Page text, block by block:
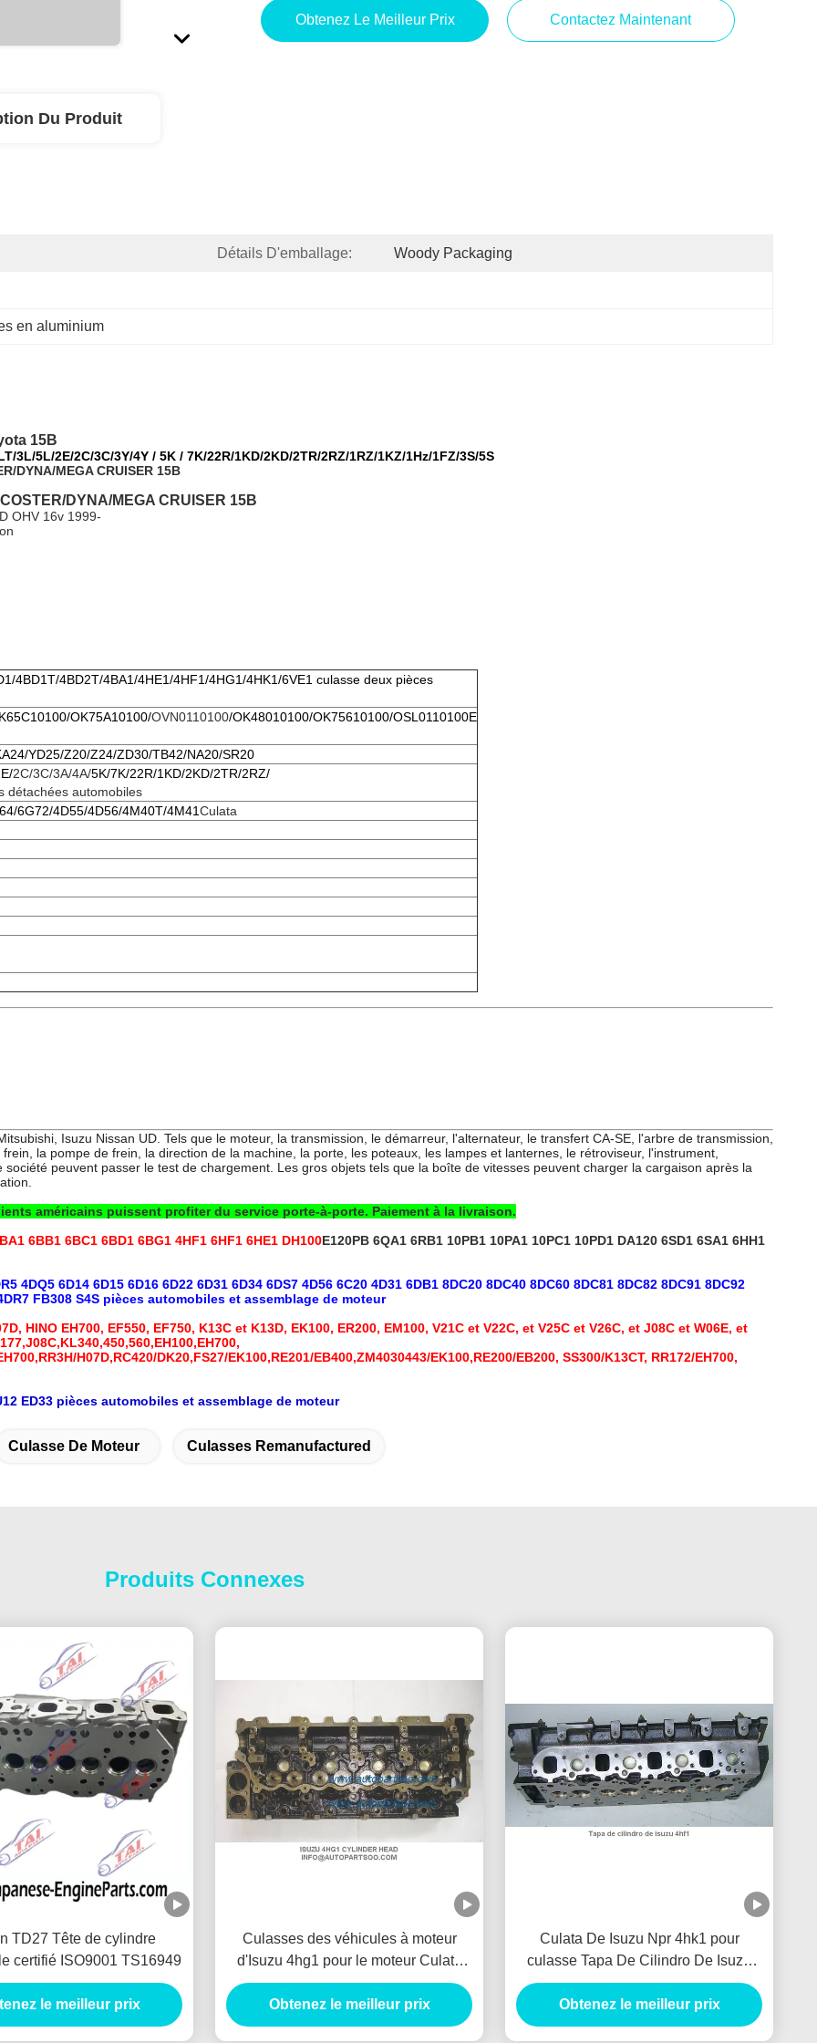
Obtenez Le Meilleur Prix Contactez Maintenant
Du Produit
Détails D'emballage: Woody Packaging
en aluminium
15B
5L/2E/2C/3C/3Y/4Y / 5K / 7K/22R/1KD/2KD/2TR/2RZ/1RZ/1KZ/1Hz/1FZ/3S/5S
DYNA/MEGA CRUISER 15B
DYNA/MEGA CRUISER 15B
OHV 16v 1999-
4BD1T/4BD2T/4BA1/4HE1/4HF1/4HG1/4HK1/6VE1 culasse deux pièces
OK75A10100/OVN0110100/OK48010100/OK75610100/OSL0110100E
YD25/Z20/Z24/ZD30/TB42/NA20/SR20
2C/3C/3A/4A/5K/7K/22R/1KD/2KD/2TR/2RZ/
détachées automobiles
6G72/4D55/4D56/4M40T/4M41Culata
Isuzu Nissan UD. Tels que le moteur, la transmission, le démarreur, l'alternateur, le transfert CA-SE, l'arbre de transmission,
la pompe de frein, la direction de la machine, la porte, les poteaux, les lampes et lanternes, le rétroviseur, l'instrument,
peuvent passer le test de chargement. Les gros objets tels que la boîte de vitesses peuvent charger la cargaison après la
américains puissent profiter du service porte-à-porte. Paiement à la livraison.
6BB1 6BC1 6BD1 6BG1 4HF1 6HF1 6HE1 DH100E120PB 6QA1 6RB1 10PB1 10PA1 10PC1 10PD1 DA120 6SD1 6SA1 6HH1
4DQ5 6D14 6D15 6D16 6D22 6D31 6D34 6DS7 4D56 6C20 4D31 6DB1 8DC20 8DC40 8DC60 8DC81 8DC82 8DC91 8DC92
FB308 S4S pièces automobiles et assemblage de moteur
HINO EH700, EF550, EF750, K13C et K13D, EK100, ER200, EM100, V21C et V22C, et V25C et V26C, et J08C et W06E, et
H07D,RC420/DK20,FS27/EK100,RE201/EB400,ZM4030443/EK100,RE200/EB200, SS300/K13CT, RR172/EH700,
ED33 pièces automobiles et assemblage de moteur
Culasse De Moteur Culasses Remanufactured
Produits Connexes
TD27 Tête de cylindre
certifié ISO9001 TS16949
le meilleur prix
Culasses des véhicules à moteur
d'Isuzu 4hg1 pour le moteur Culata
De Tapa De Cilindro De culasse
d'Isuzu 4hg1
Obtenez le meilleur prix
Culata De Isuzu Npr 4hk1 pour
culasse Tapa De Cilindro De Isuzu
4hk1 moteur Culata
Obtenez le meilleur prix